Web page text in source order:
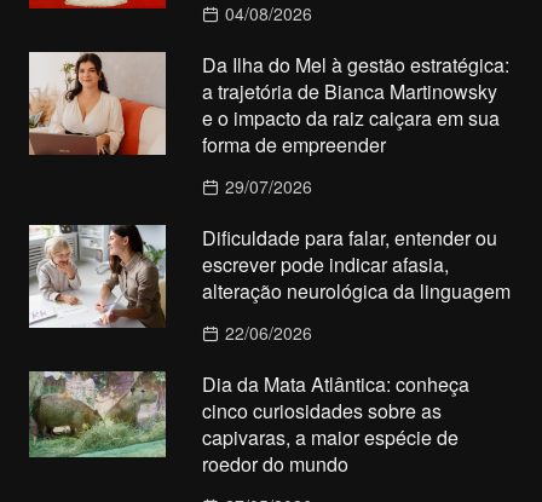
04/08/2026
Da Ilha do Mel à gestão estratégica:
a trajetória de Bianca Martinowsky
e o impacto da raiz caiçara em sua
forma de empreender
29/07/2026
Dificuldade para falar, entender ou
escrever pode indicar afasia,
alteração neurológica da linguagem
22/06/2026
Dia da Mata Atlântica: conheça
cinco curiosidades sobre as
capivaras, a maior espécie de
roedor do mundo